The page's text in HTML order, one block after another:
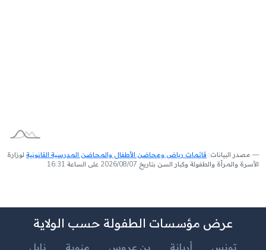
مصدر البيانات: قائمات رياض ومحاضن الأطفال والمحاضن المدرسية القانونية لوزارة
الأسرة والمرأة والطفولة وكبار السن بتاريخ 2026/08/07 على الساعة 16:31
عرض مؤسسات الطفولة حسب الولاية